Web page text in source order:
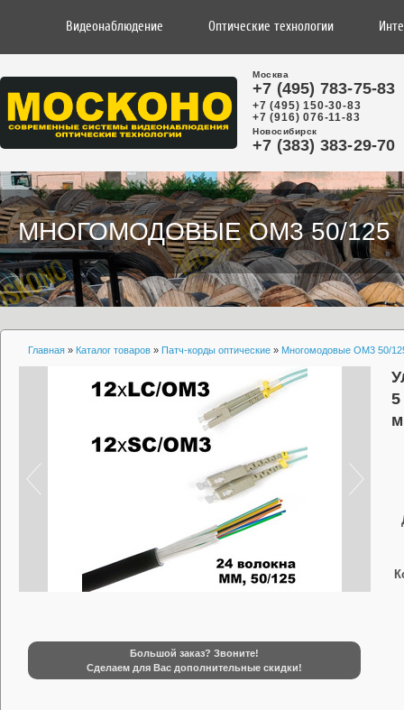
Видеонаблюдение Оптические технологии
Москва
+7 (495) 783-75-83
+7 (495) 150-30-83
+7 (916) 076-11-83
Новосибирск
+7 (383) 383-29-70
МНОГОМОДОВЫЕ OM3 50/125
Главная » Каталог товаров » Патч-корды оптические » Многомодовые OM3 50/
Большой заказ? Звоните!
Сделаем для Вас дополнительные скидки!
5